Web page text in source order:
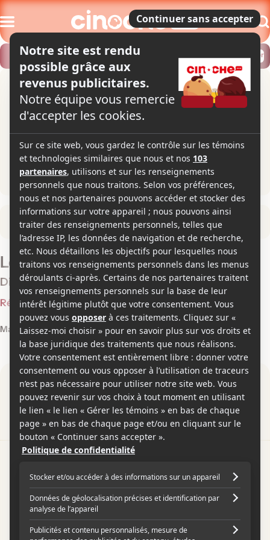
Trouver un horaire Modifier
Retour à la fiche du film
Let's Hope It's a Girl
Distribution et équipe
Réalisation 1
Mario Monicelli
Par
Contactez-nous
Conditions d'utilisation